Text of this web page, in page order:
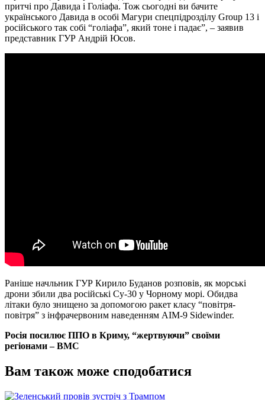
притчі про Давида і Голіафа. Тож сьогодні ви бачите
українського Давида в особі Магури спецпідрозділу Group 13 і
російського так собі “голіафа”, який тоне і падає”, – заявив
представник ГУР Андрій Юсов.
Раніше начльник ГУР Кирило Буданов розповів, як морські
дрони збили два російські Су-30 у Чорному морі. Обидва
літаки було знищено за допомогою ракет класу “повітря-
повітря” з інфрачервоним наведенням AIM-9 Sidewinder.
Росія посилює ППО в Криму, “жертвуючи” своїми
регіонами – ВМС
Вам також може сподобатися